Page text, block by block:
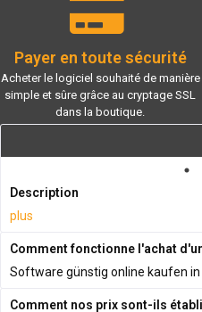
Payer en toute sécurité
Acheter le logiciel souhaité de manière
simple et sûre grâce au cryptage SSL
dans la boutique.
Description
plus
Comment fonctionne l'achat
Software günstig online kaufen in
Comment nos prix sont-ils